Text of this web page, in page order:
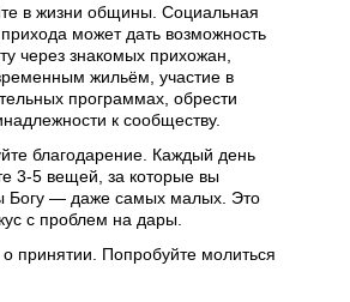
в жизни общины. Социальная
может дать возможность
через знакомых прихожан,
жильём, участие в
программах, обрести
к сообществу.
благодарение. Каждый день
3-5 вещей, за которые вы
Богу — даже самых малых. Это
с проблем на дары.
принятии. Попробуйте молиться